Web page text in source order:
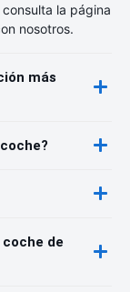
la página
nosotros.
más
de